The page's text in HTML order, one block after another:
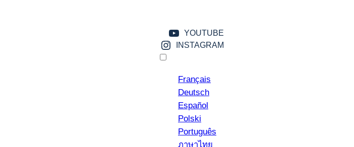
YOUTUBE
INSTAGRAM
Français
Deutsch
Español
Polski
Português
ภาษาไทย